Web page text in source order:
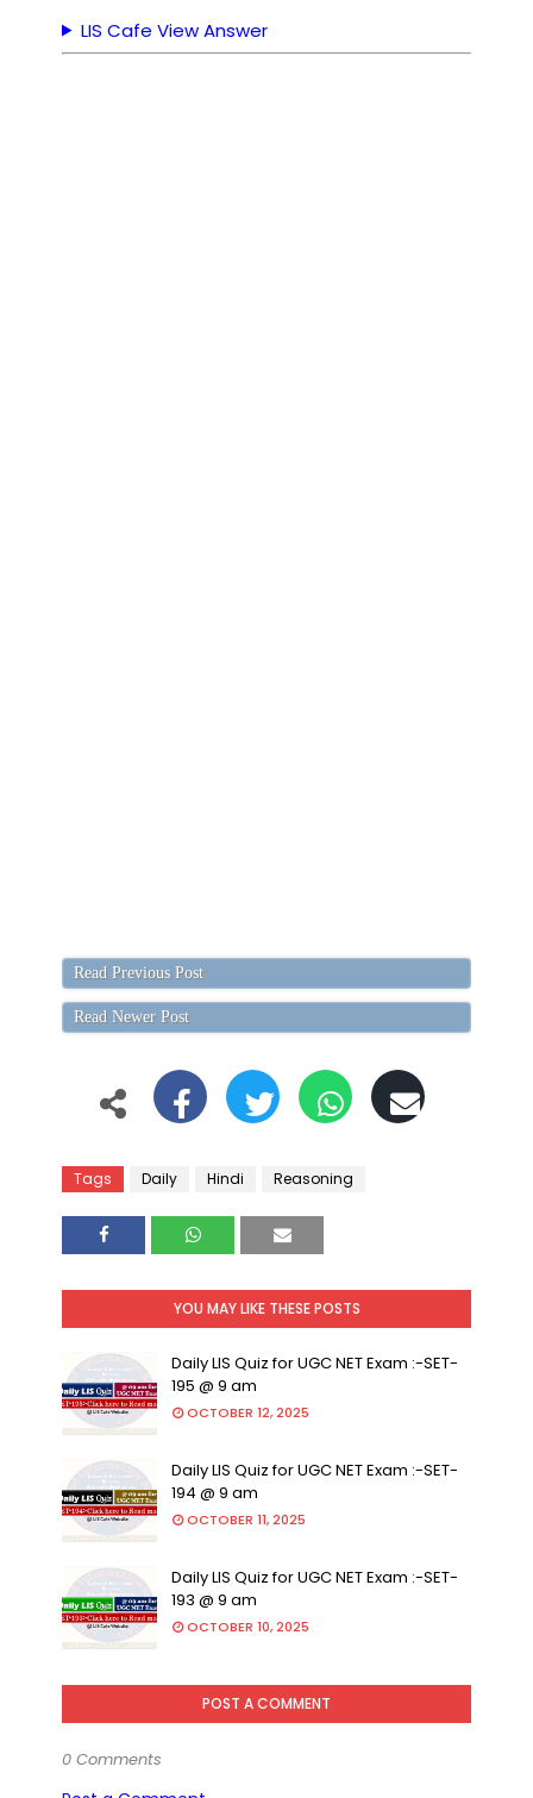
LIS Cafe View Answer
Read Previous Post
Read Newer Post
Tags Daily Hindi Reasoning
YOU MAY LIKE THESE POSTS
Daily LIS Quiz for UGC NET Exam :-SET-
195 @ 9 am
OCTOBER 12, 2025
Daily LIS Quiz for UGC NET Exam :-SET-
194 @ 9 am
OCTOBER 11, 2025
Daily LIS Quiz for UGC NET Exam :-SET-
193 @ 9 am
OCTOBER 10, 2025
POST A COMMENT
0 Comments